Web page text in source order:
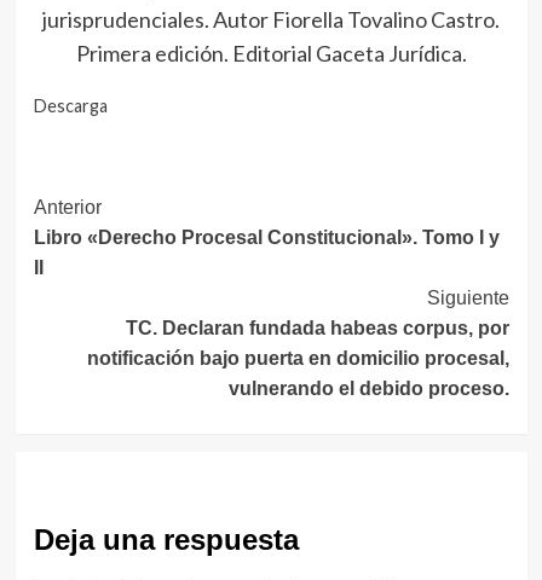
jurisprudenciales. Autor Fiorella Tovalino Castro.
Primera edición. Editorial Gaceta Jurídica.
Descarga
Navegación
de
Anterior
Libro «Derecho Procesal Constitucional». Tomo I y
Siguiente
TC. Declaran fundada habeas corpus, por
notificación bajo puerta en domicilio procesal,
vulnerando el debido proceso.
Deja una respuesta